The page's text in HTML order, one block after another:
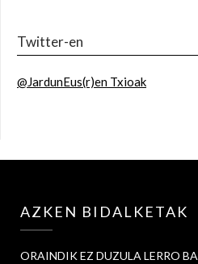
Twitter-en
@JardunEus(r)en Txioak
AZKEN BIDALKETAK
ORAINDIK EZ DUZULA LERRO